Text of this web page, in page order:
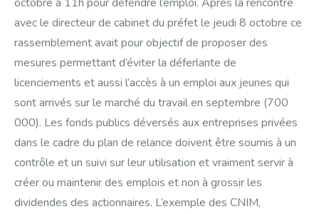
avec le directeur de cabinet du préfet le jeudi 8 octobre ce
rassemblement avait pour objectif de proposer des
mesures permettant d’éviter la déferlante de
licenciements et aussi l’accès à un emploi aux jeunes qui
sont arrivés sur le marché du travail en septembre (700
000). Les fonds publics déversés aux entreprises privées
dans le cadre du plan de relance doivent être soumis à un
contrôle et un suivi sur leur utilisation et vraiment servir à
créer ou maintenir des emplois et non à grossir les
dividendes des actionnaires. L’exemple des CNIM,